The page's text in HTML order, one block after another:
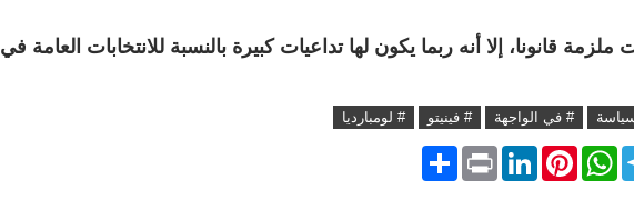
قانونا، إلا أنه ربما يكون لها تداعيات كبيرة بالنسبة للانتخابات العامة في
# في الواجهة # فينيتو # لومبارديا
S
P
r
L
P
W
h